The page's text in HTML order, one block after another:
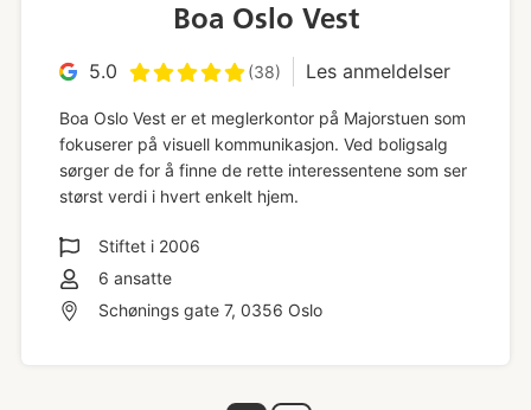
Boa Oslo Vest
5.0 (38) Les anmeldelser
Boa Oslo Vest er et meglerkontor på Majorstuen som
fokuserer på visuell kommunikasjon. Ved boligsalg
sørger de for å finne de rette interessentene som ser
størst verdi i hvert enkelt hjem.
Stiftet i 2006
6 ansatte
Schønings gate 7, 0356 Oslo